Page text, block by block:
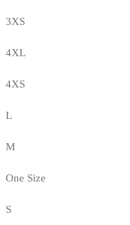
3XS
4XL
4XS
L
M
One Size
S